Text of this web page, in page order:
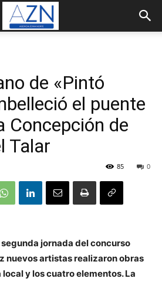
de «Pintó
el puente
Concepción de
Talar
0
85
segunda jornada del concurso
nuevos artistas realizaron obras
y los cuatro elementos. La